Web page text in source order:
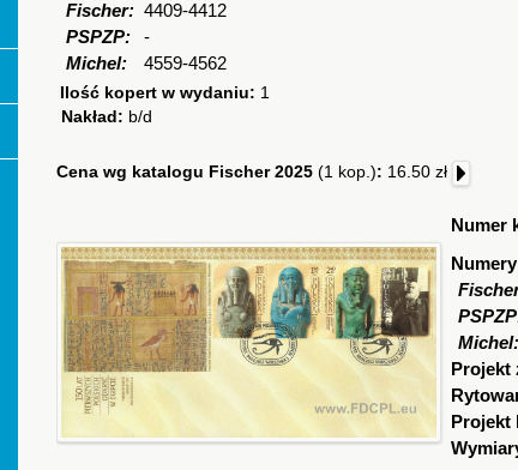
Fischer: 4409-4412
PSPZP:
-
Michel:
4559-4562
Ilość kopert w wydaniu: 1
Nakład: b/d
Cena wg katalogu Fischer 2025 (1 kop.): 16.50 zł
Numer
Michel:
Projekt
Projekt